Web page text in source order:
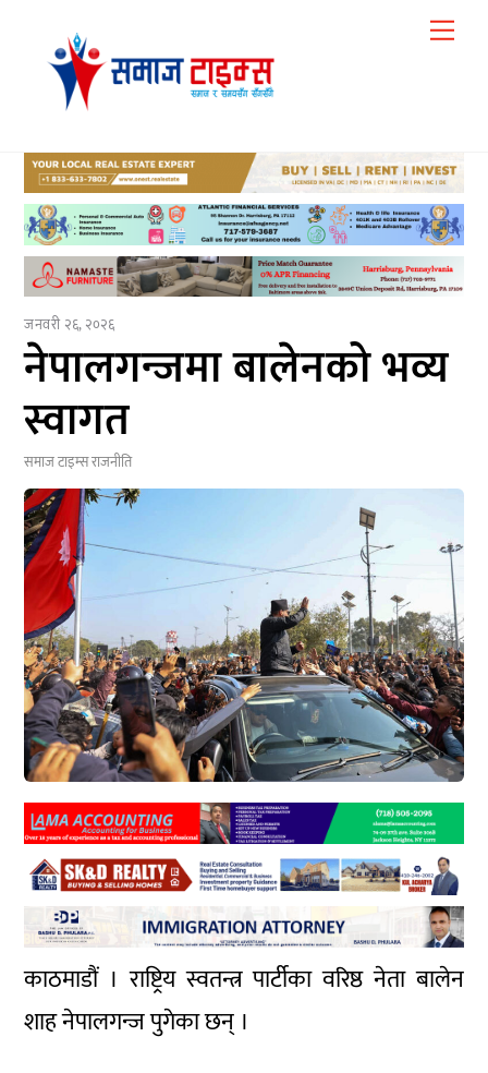
content
जनवरी २६, २०२६
नेपालगन्जमा बालेनको भव्य
स्वागत
समाज टाइम्सराजनीति
काठमाडौं । राष्ट्रिय स्वतन्त्र पार्टीका वरिष्ठ नेता बालेन
शाह नेपालगन्ज पुगेका छन् ।